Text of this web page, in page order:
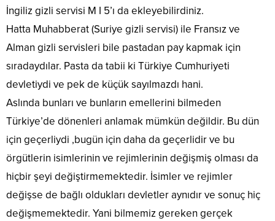
İngiliz gizli servisi M I 5’ı da ekleyebilirdiniz.
Hatta Muhabberat (Suriye gizli servisi) ile Fransız ve
Alman gizli servisleri bile pastadan pay kapmak için
sıradaydılar. Pasta da tabii ki Türkiye Cumhuriyeti
devletiydi ve pek de küçük sayılmazdı hani.
Aslında bunları ve bunların emellerini bilmeden
Türkiye’de dönenleri anlamak mümkün değildir. Bu dün
için geçerliydi ,bugün için daha da geçerlidir ve bu
örgütlerin isimlerinin ve rejimlerinin değişmiş olması da
hiçbir şeyi değiştirmemektedir. İsimler ve rejimler
değişse de bağlı oldukları devletler aynıdır ve sonuç hiç
değişmemektedir. Yani bilmemiz gereken gerçek